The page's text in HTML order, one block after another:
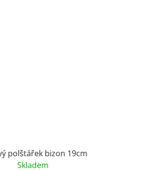
polštářek bizon 19cm
Skladem